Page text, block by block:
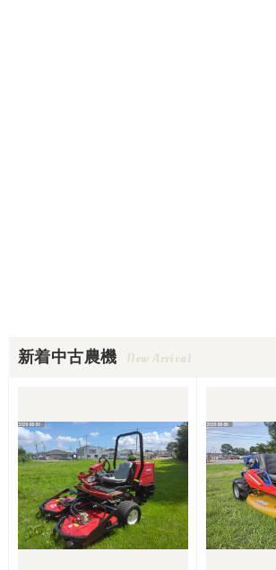
新着中古農機 New Arrival